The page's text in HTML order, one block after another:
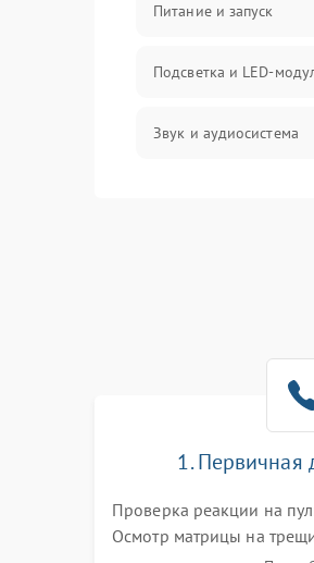
Питание и запуск
Подсветка и LED-
Звук и аудиосистема
Программное
Корпус и механика
1. Первичная
Проверка реакции на
Осмотр матрицы на